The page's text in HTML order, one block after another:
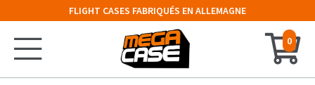
FLIGHT CASES FABRIQUÉS EN ALLEMAGNE
0